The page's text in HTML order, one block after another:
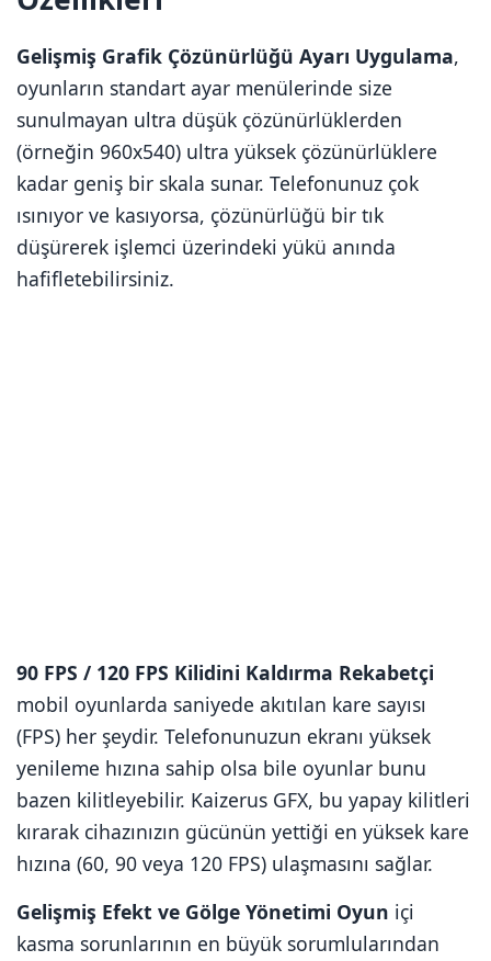
Gelişmiş Grafik Çözünürlüğü Ayarı Uygulama,
oyunların standart ayar menülerinde size
sunulmayan ultra düşük çözünürlüklerden
(örneğin 960x540) ultra yüksek çözünürlüklere
kadar geniş bir skala sunar. Telefonunuz çok
ısınıyor ve kasıyorsa, çözünürlüğü bir tık
düşürerek işlemci üzerindeki yükü anında
hafifletebilirsiniz.
90 FPS / 120 FPS Kilidini Kaldırma Rekabetçi
mobil oyunlarda saniyede akıtılan kare sayısı
(FPS) her şeydir. Telefonunuzun ekranı yüksek
yenileme hızına sahip olsa bile oyunlar bunu
bazen kilitleyebilir. Kaizerus GFX, bu yapay kilitleri
kırarak cihazınızın gücünün yettiği en yüksek kare
hızına (60, 90 veya 120 FPS) ulaşmasını sağlar.
Gelişmiş Efekt ve Gölge Yönetimi Oyun içi
kasma sorunlarının en büyük sorumlularından